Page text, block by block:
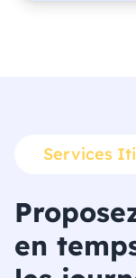
Services
en